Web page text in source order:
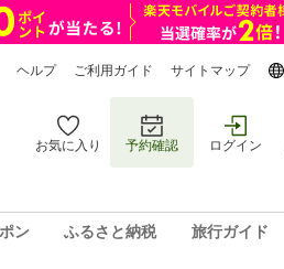
ヘルプ ご利用ガイド サイトマップ
お気に入り 予約確認 ログイン
ン ふるさと納税 旅行ガイド